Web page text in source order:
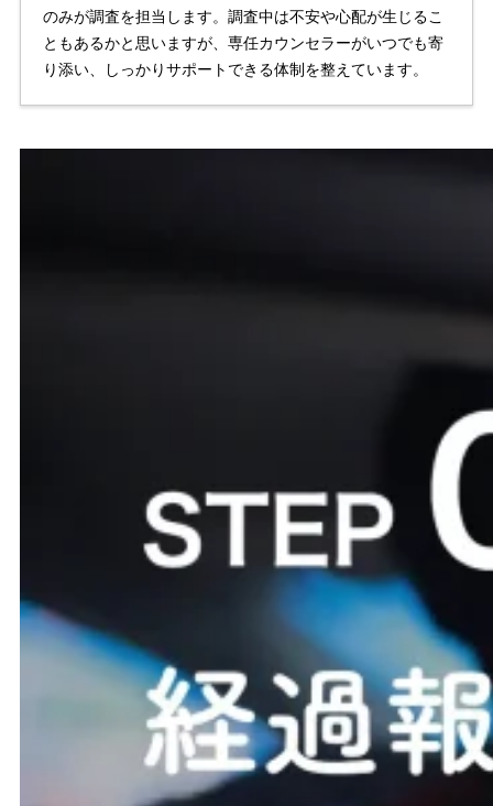
のみが調査を担当します。調査中は不安や心配が生じるこ
ともあるかと思いますが、専任カウンセラーがいつでも寄
り添い、しっかりサポートできる体制を整えています。